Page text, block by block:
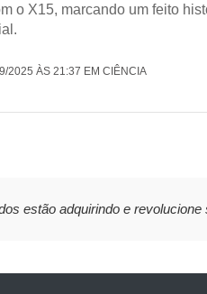
o X15, marcando um feito
2025 ÀS 21:37 EM CIÊNCIA
estão adquirindo e